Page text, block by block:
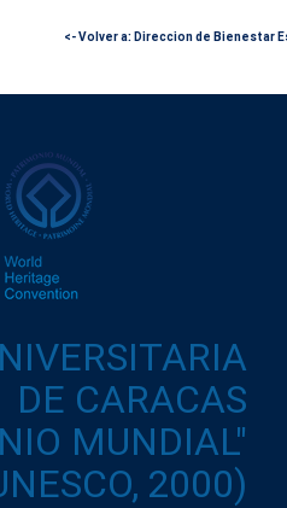
<- Volver a: Direccion de Bienestar
DE CARACAS
MUNDIAL"
2000)